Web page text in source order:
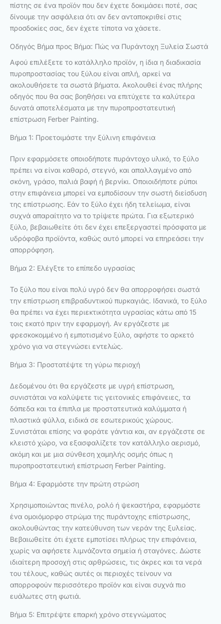
πίστης σε ένα προϊόν που δεν έχετε δοκιμάσει ποτέ, σας
δίνουμε την ασφάλεια ότι αν δεν ανταποκριθεί στις
προσδοκίες σας, δεν έχετε τίποτα να χάσετε.
Οδηγός Βήμα προς Βήμα: Πώς να Πυράντοχη Ξυλεία Σωστά
Αφού επιλέξετε το κατάλληλο προϊόν, η ίδια η διαδικασία
πυροπροστασίας του ξύλου είναι απλή, αρκεί να
ακολουθήσετε τα σωστά βήματα. Ακολουθεί ένας πλήρης
οδηγός που θα σας βοηθήσει να επιτύχετε τα καλύτερα
δυνατά αποτελέσματα με την πυροπροστατευτική
επίστρωση Ferber Painting.
Βήμα 1: Προετοιμάστε την ξύλινη επιφάνεια
Πριν εφαρμόσετε οποιοδήποτε πυράντοχο υλικό, το ξύλο
πρέπει να είναι καθαρό, στεγνό, και απαλλαγμένο από
σκόνη, γράσο, παλιά βαφή ή βερνίκι. Οποιοιδήποτε ρύποι
στην επιφάνεια μπορεί να εμποδίσουν την σωστή διείσδυση
της επίστρωσης. Εάν το ξύλο έχει ήδη τελείωμα, είναι
συχνά απαραίτητο να το τρίψετε πρώτα. Για εξωτερικό
ξύλο, βεβαιωθείτε ότι δεν έχει επεξεργαστεί πρόσφατα με
υδρόφοβα προϊόντα, καθώς αυτό μπορεί να επηρεάσει την
απορρόφηση.
Βήμα 2: Ελέγξτε το επίπεδο υγρασίας
Το ξύλο που είναι πολύ υγρό δεν θα απορροφήσει σωστά
την επίστρωση επιβραδυντικού πυρκαγιάς. Ιδανικά, το ξύλο
θα πρέπει να έχει περιεκτικότητα υγρασίας κάτω από 15
τοις εκατό πριν την εφαρμογή. Αν εργάζεστε με
φρεσκοκομμένο ή εμποτισμένο ξύλο, αφήστε το αρκετό
χρόνο για να στεγνώσει εντελώς.
Βήμα 3: Προστατέψτε τη γύρω περιοχή
Δεδομένου ότι θα εργάζεστε με υγρή επίστρωση,
συνιστάται να καλύψετε τις γειτονικές επιφάνειες, τα
δάπεδα και τα έπιπλα με προστατευτικά καλύμματα ή
πλαστικά φύλλα, ειδικά σε εσωτερικούς χώρους.
Συνιστάται επίσης να φοράτε γάντια και, αν εργάζεστε σε
κλειστό χώρο, να εξασφαλίζετε τον κατάλληλο αερισμό,
ακόμη και με μια σύνθεση χαμηλής οσμής όπως η
πυροπροστατευτική επίστρωση Ferber Painting.
Βήμα 4: Εφαρμόστε την πρώτη στρώση
Χρησιμοποιώντας πινέλο, ρολό ή ψεκαστήρα, εφαρμόστε
ένα ομοιόμορφο στρώμα της πυράντοχης επίστρωσης,
ακολουθώντας την κατεύθυνση των νεράν της ξυλείας.
Βεβαιωθείτε ότι έχετε εμποτίσει πλήρως την επιφάνεια,
χωρίς να αφήσετε λιμνάζοντα σημεία ή σταγόνες. Δώστε
ιδιαίτερη προσοχή στις αρθρώσεις, τις άκρες και τα νερά
του τέλους, καθώς αυτές οι περιοχές τείνουν να
απορροφούν περισσότερο προϊόν και είναι συχνά πιο
ευάλωτες στη φωτιά.
Βήμα 5: Επιτρέψτε επαρκή χρόνο στεγνώματος